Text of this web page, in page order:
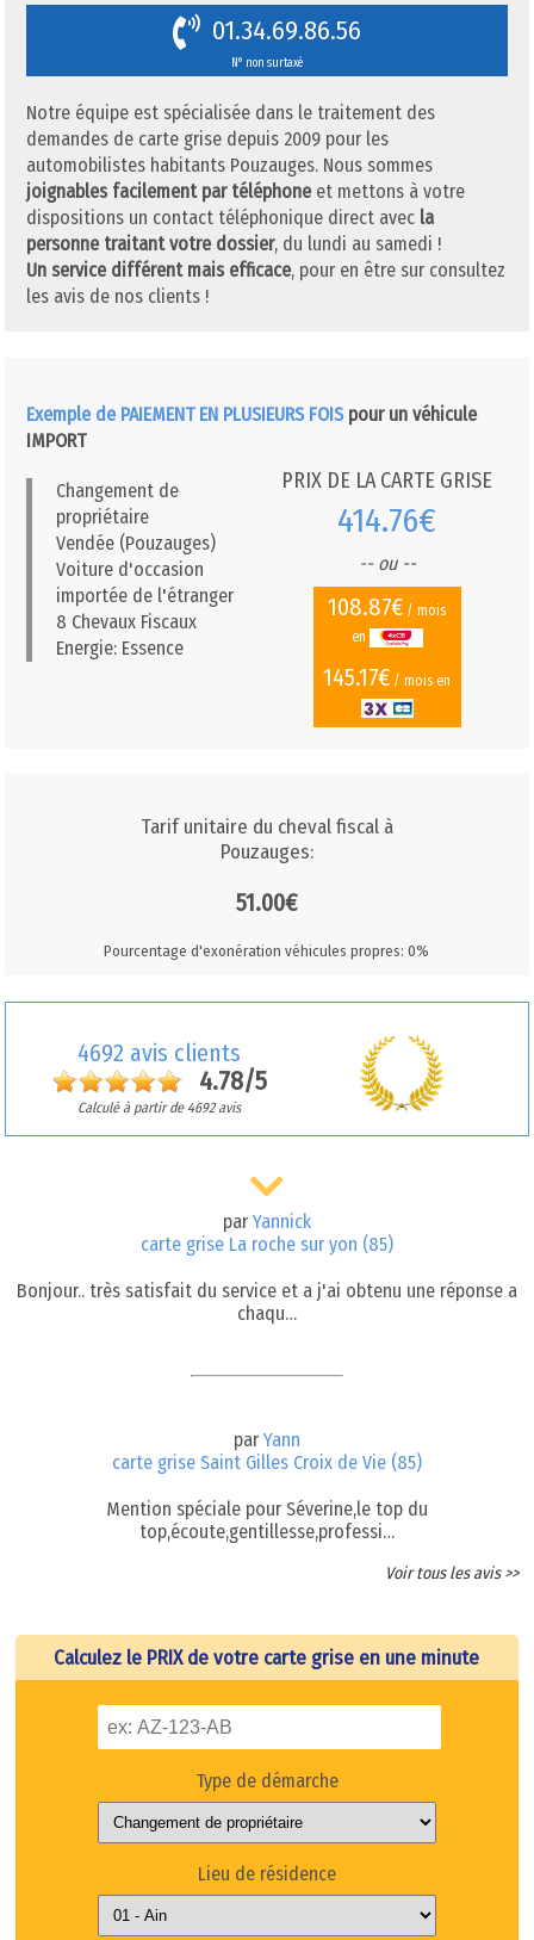
01.34.69.86.56
N° non surtaxé
Notre équipe est spécialisée dans le traitement des
demandes de carte grise depuis 2009 pour les
automobilistes habitants Pouzauges. Nous sommes
joignables facilement par téléphone et mettons à votre
dispositions un contact téléphonique direct avec la
personne traitant votre dossier, du lundi au samedi !
Un service différent mais efficace, pour en être sur consultez
les avis de nos clients !
Exemple de PAIEMENT EN PLUSIEURS FOIS pour un véhicule
IMPORT
Changement de
propriétaire
Vendée (Pouzauges)
Voiture d'occasion
importée de l'étranger
8 Chevaux Fiscaux
Energie: Essence
PRIX DE LA CARTE GRISE
414.76€
-- ou --
108.87€ / mois
en
145.17€ / mois en
Tarif unitaire du cheval fiscal à
Pouzauges:
51.00€
Pourcentage d'exonération véhicules propres: 0%
4692 avis clients
4.78/5
Calculé à partir de 4692 avis
par Yannick
carte grise La roche sur yon (85)
Bonjour.. très satisfait du service et a j'ai obtenu une réponse a
chaqu…
par Yann
carte grise Saint Gilles Croix de Vie (85)
Mention spéciale pour Séverine,le top du
top,écoute,gentillesse,professi…
Voir tous les avis >>
Calculez le PRIX de votre carte grise en une minute
Type de démarche
Lieu de résidence